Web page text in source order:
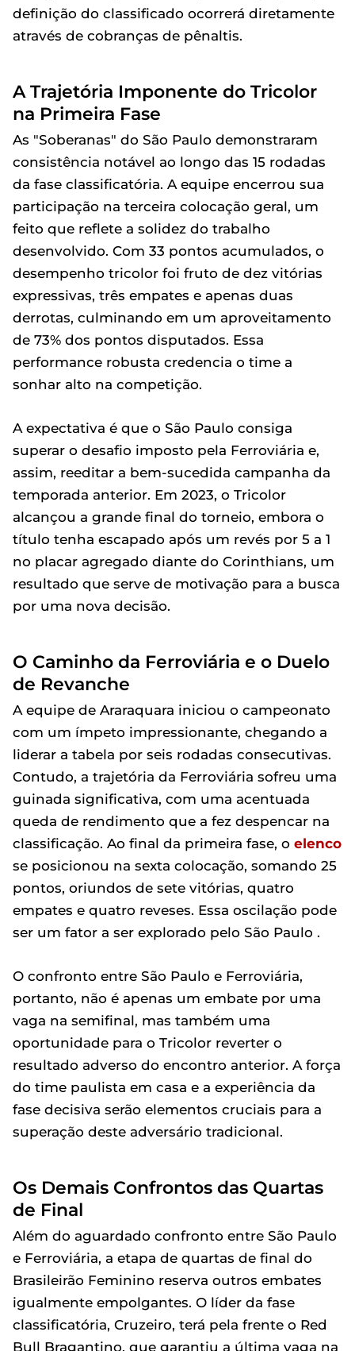
definição do classificado ocorrerá diretamente
através de cobranças de pênaltis.
A Trajetória Imponente do Tricolor
na Primeira Fase
As "Soberanas" do São Paulo demonstraram
consistência notável ao longo das 15 rodadas
da fase classificatória. A equipe encerrou sua
participação na terceira colocação geral, um
feito que reflete a solidez do trabalho
desenvolvido. Com 33 pontos acumulados, o
desempenho tricolor foi fruto de dez vitórias
expressivas, três empates e apenas duas
derrotas, culminando em um aproveitamento
de 73% dos pontos disputados. Essa
performance robusta credencia o time a
sonhar alto na competição.
A expectativa é que o São Paulo consiga
superar o desafio imposto pela Ferroviária e,
assim, reeditar a bem-sucedida campanha da
temporada anterior. Em 2023, o Tricolor
alcançou a grande final do torneio, embora o
título tenha escapado após um revés por 5 a 1
no placar agregado diante do Corinthians, um
resultado que serve de motivação para a busca
por uma nova decisão.
O Caminho da Ferroviária e o Duelo
de Revanche
A equipe de Araraquara iniciou o campeonato
com um ímpeto impressionante, chegando a
liderar a tabela por seis rodadas consecutivas.
Contudo, a trajetória da Ferroviária sofreu uma
guinada significativa, com uma acentuada
queda de rendimento que a fez despencar na
classificação. Ao final da primeira fase, o elenco
se posicionou na sexta colocação, somando 25
pontos, oriundos de sete vitórias, quatro
empates e quatro reveses. Essa oscilação pode
ser um fator a ser explorado pelo São Paulo .
O confronto entre São Paulo e Ferroviária,
portanto, não é apenas um embate por uma
vaga na semifinal, mas também uma
oportunidade para o Tricolor reverter o
resultado adverso do encontro anterior. A força
do time paulista em casa e a experiência da
fase decisiva serão elementos cruciais para a
superação deste adversário tradicional.
Os Demais Confrontos das Quartas
de Final
Além do aguardado confronto entre São Paulo
e Ferroviária, a etapa de quartas de final do
Brasileirão Feminino reserva outros embates
igualmente empolgantes. O líder da fase
classificatória, Cruzeiro, terá pela frente o Red
Bull Bragantino, que garantiu a última vaga na